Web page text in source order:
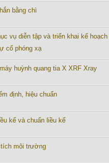
bằng chì
vụ diễn tập và triển khai kế hoạch
cố phóng xạ
huỳnh quang tia X XRF Xray
định, hiệu chuẩn
kế và chuẩn liều kế
tích môi trường